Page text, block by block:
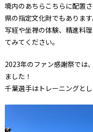
境内のあちらこちらに配置
県の指定文化財でもあります
写経や坐禅の体験、精進料
てみてください。
2023年のファン感謝祭では
ました！
千葉選手はトレーニングと